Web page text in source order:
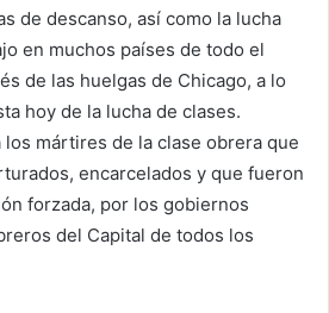
de descanso, así como la lucha
en muchos países de todo el
de las huelgas de Chicago, a lo
hoy de la lucha de clases.
los mártires de la clase obrera que
encarcelados y que fueron
forzada, por los gobiernos
del Capital de todos los